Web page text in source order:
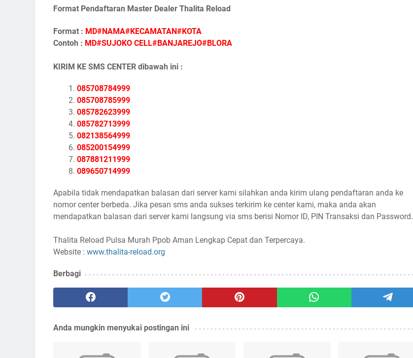
Format Pendaftaran Master Dealer Thalita Reload
Format : MD#NAMA#KECAMATAN#KOTA
Contoh : MD#SUJOKO CELL#BANJAREJO#BLORA
KIRIM KE SMS CENTER dibawah ini :
085708784999
085708785999
085782623999
085782713999
082138564999
085200154999
087881211999
089650714999
Apabila tidak mendapatkan balasan dari server kami silahkan anda kirim ulang pendaftaran anda ke
nomor center berbeda. Jika pesan sms anda sukses terkirim ke center kami, maka anda akan
mendapatkan balasan dari server kami langsung via sms berisi Nomor ID, PIN Transaksi dan Password.
Thalita Reload Pulsa Murah Ppob Aman Lengkap Cepat dan Terpercaya.
Website : www.thalita-reload.org
Berbagi
Anda mungkin menyukai postingan ini